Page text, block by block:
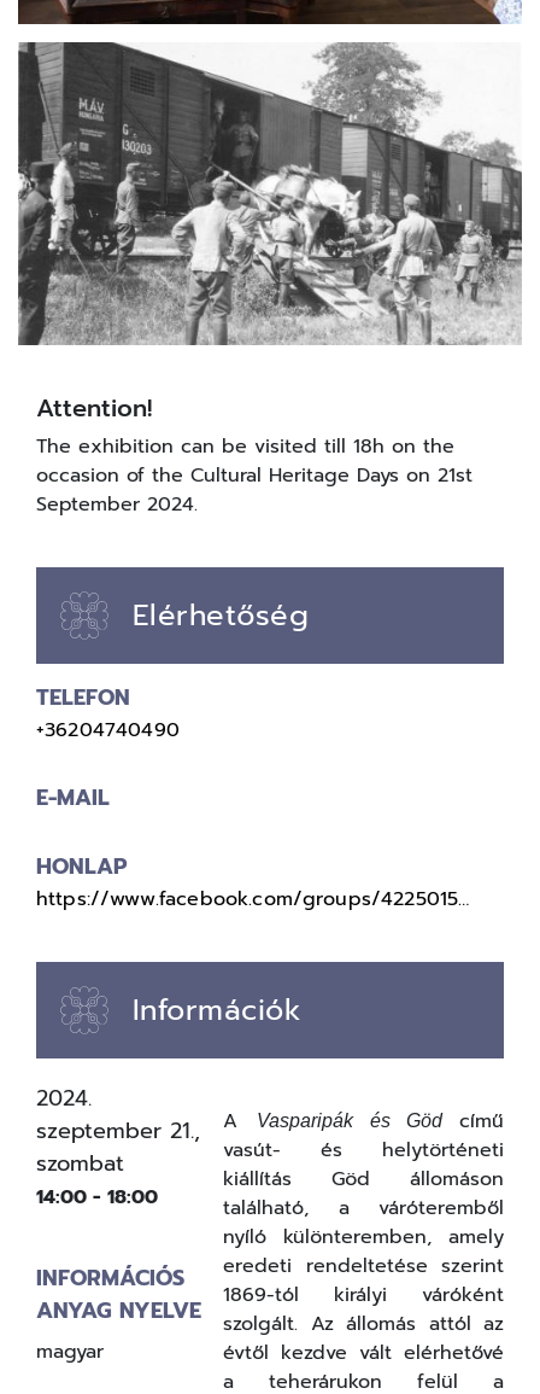
Attention!
The exhibition can be visited till 18h on the
occasion of the Cultural Heritage Days on 21st
September 2024.
Elérhetőség
TELEFON
+36204740490
E-MAIL
HONLAP
https://www.facebook.com/groups/4225015…
Információk
2024.
szeptember 21.,
szombat
14:00 - 18:00
INFORMÁCIÓS
ANYAG NYELVE
magyar
A Vasparipák és Gödcímű
vasút- és helytörténeti
kiállítás Göd állomáson
található, a váróteremből
nyíló különteremben, amely
eredeti rendeltetése szerint
1869-tól királyi váróként
szolgált. Az állomás attól az
évtől kezdve vált elérhetővé
a teherárukon felül a